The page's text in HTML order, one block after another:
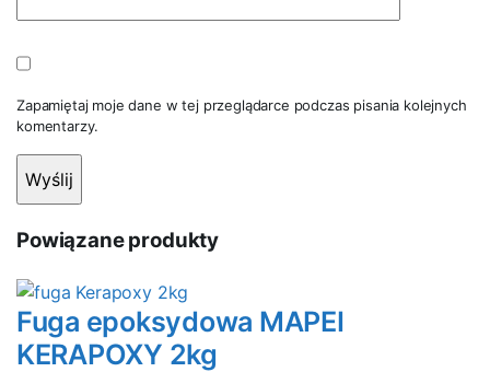
Zapamiętaj moje dane w tej przeglądarce podczas pisania kolejnych
komentarzy.
Powiązane produkty
Fuga epoksydowa MAPEI
KERAPOXY 2kg